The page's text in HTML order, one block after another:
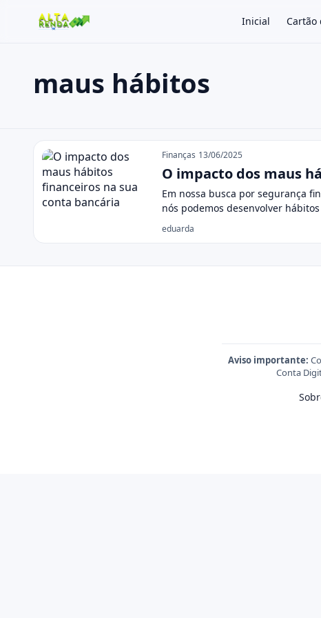
Inicial Cartão
Buscar no site
Pressione Enter para buscar ou ESC para fechar.
maus hábitos
maus hábitos Finanças 13/06/2025
O impacto dos maus
Em nossa busca por segurança
nós podemos desenvolver
eduarda
Aviso importante:
Conta